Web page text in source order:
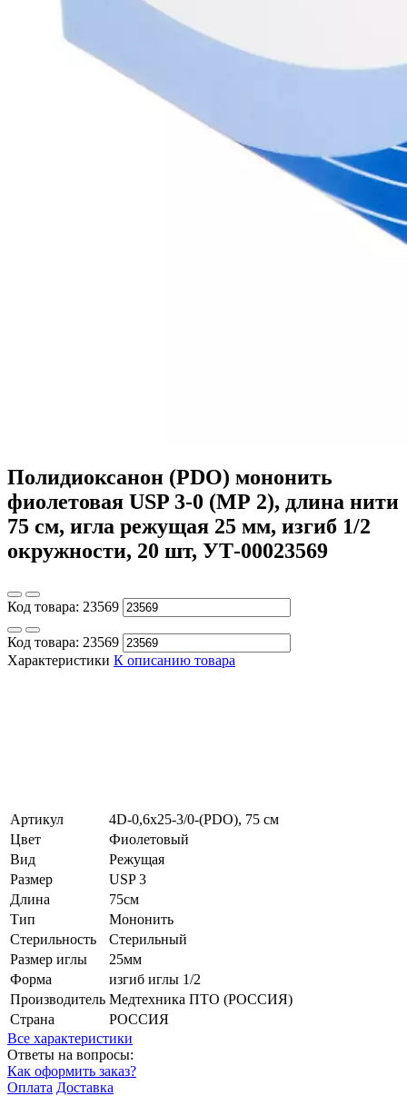
Полидиоксанон (PDO) мононить
фиолетовая USP 3-0 (МР 2), длина нити
75 см, игла режущая 25 мм, изгиб 1/2
окружности, 20 шт, УТ-00023569
Код товара: 23569
Код товара: 23569
Характеристики К описанию товара
Артикул
4D-0,6х25-3/0-(PDO), 75 см
Цвет
Фиолетовый
Вид
Режущая
Размер
USP 3
Длина
75см
Тип
Мононить
Стерильность
Стерильный
Размер иглы
25мм
Форма
изгиб иглы 1/2
Производитель Медтехника ПТО (РОССИЯ)
Страна
РОССИЯ
Все характеристики
Ответы на вопросы:
Как оформить заказ?
Оплата Доставка